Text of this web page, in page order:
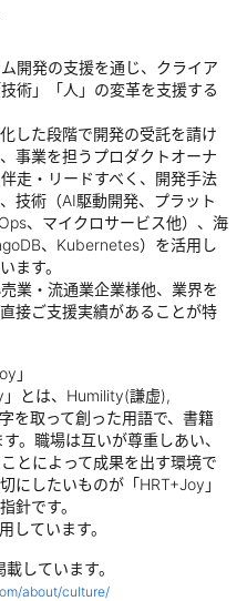
開発の支援を通じ、クライア
術」「人」の変革を支援する
した段階で開発の受託を請け
事業を担うプロダクトオーナ
走・リードすべく、開発手法
技術（AI駆動開発、プラット
、マイクロサービス他）、海
、Kubernetes）を活用し
ます。
業・流通業企業様他、業界を
接ご支援実績があることが特
」
とは、Humility(謙虚),
を取って創った用語で、書籍
。職場は互いが尊重しあい、
とによって成果を出す環境で
にしたいものが「HRT+Joy」
針です。
しています。
しています。
about/culture/